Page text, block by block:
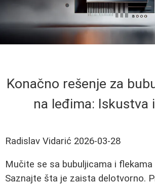
Konačno rešenje za
na leđima: Iskustva
Radislav Vidarić 2026-03-28
Mučite se sa bubuljicama i flekama
Saznajte šta je zaista delotvorno.